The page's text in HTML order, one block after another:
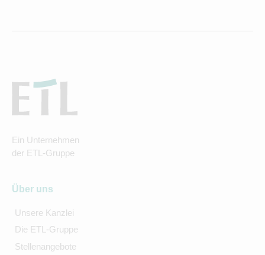
Ein Unternehmen
der ETL-Gruppe
Über uns
Unsere Kanzlei
Die ETL-Gruppe
Stellenangebote